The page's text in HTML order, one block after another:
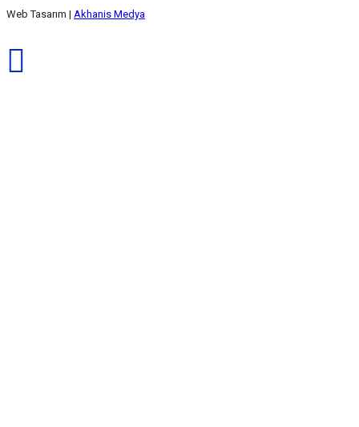
Web Tasarım | Akhanis Medya